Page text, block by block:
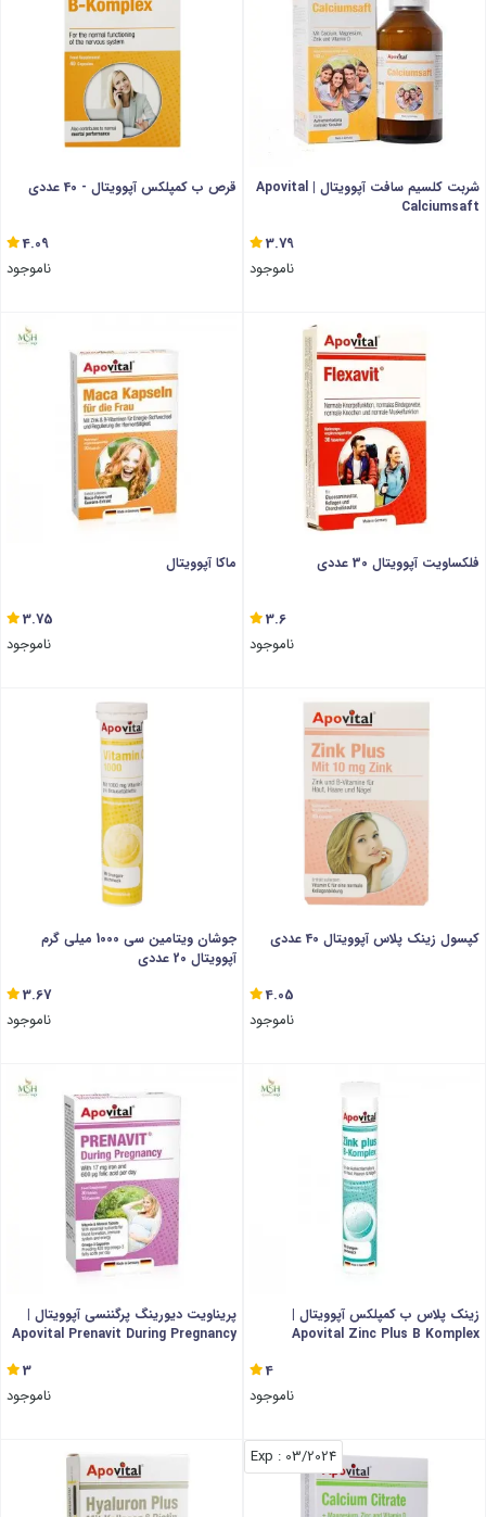
شربت کلسیم سافت آپوویتال | Apovital
Calciumsaft
3.79
ناموجود
قرص ب کمپلکس آپوویتال - 40 عددی
4.09
ناموجود
فلکساویت آپوویتال 30 عددی
3.6
ناموجود
ماکا آپوویتال
3.75
ناموجود
کپسول زینک پلاس آپوویتال 40 عددی
4.05
ناموجود
جوشان ویتامین سی 1000 میلی گرم
آپوویتال 20 عددی
3.67
ناموجود
زینک پلاس ب کمپلکس آپوویتال |
Apovital Zinc Plus B Komplex
4
ناموجود
پریناویت دیورینگ پرگننسی آپوویتال |
Apovital Prenavit During Pregnancy
3
ناموجود
03/2024
: Exp